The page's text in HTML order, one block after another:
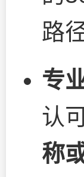
路
专
认
称